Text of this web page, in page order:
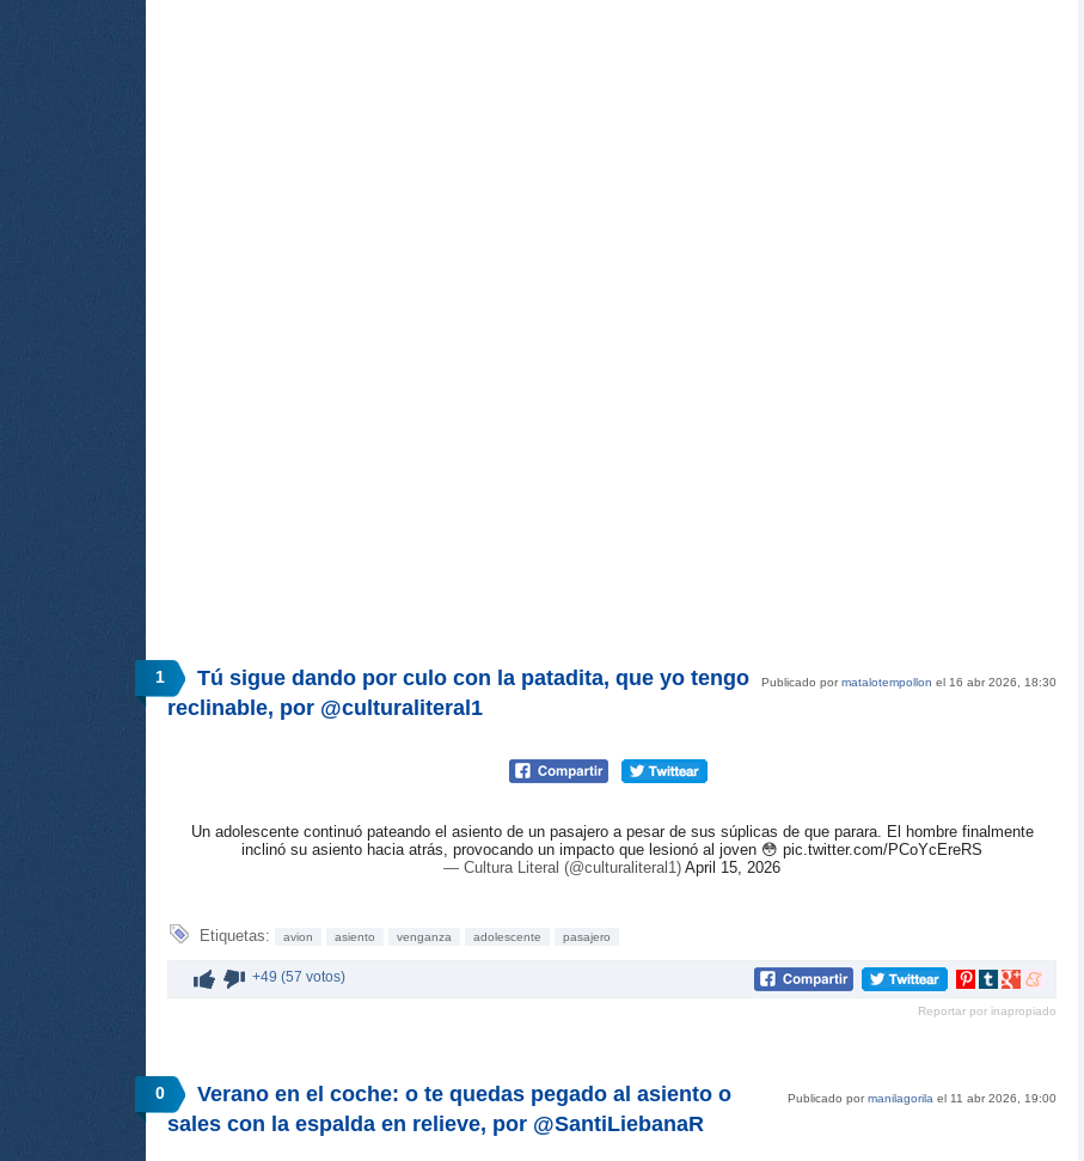
1 Publicado pormatalotempollon el 16 abr 2026, 18:30
Tú sigue dando por culo con la patadita, que yo tengo
reclinable, por @culturaliteral1
Un adolescente continuó pateando el asiento de un pasajero a pesar de sus súplicas de que parara. El hombre finalmente
inclinó su asiento hacia atrás, provocando un impacto que lesionó al joven 😳 pic.twitter.com/PCoYcEreRS
— Cultura Literal (@culturaliteral1) April 15, 2026
Etiquetas: avion asiento venganza adolescente pasajero
+49 (57 votos)
Compartir
Pinterest
Compartir
tumblr
Compartir
Google+
Compartir
meneame
Reportar por inapropiado
0 Publicado pormanilagorila el 11 abr 2026, 19:00
Verano en el coche: o te quedas pegado al asiento o
sales con la espalda en relieve, por @SantiLiebanaR